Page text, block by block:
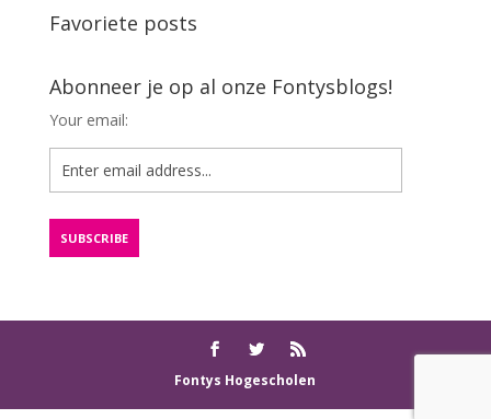
Favoriete posts
Abonneer je op al onze Fontysblogs!
Your email:
Fontys Hogescholen